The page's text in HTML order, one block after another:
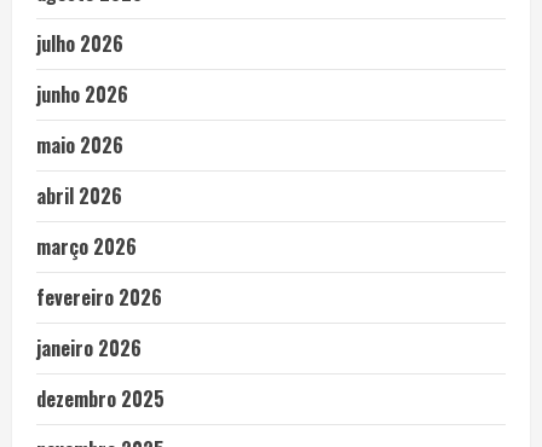
julho 2026
junho 2026
maio 2026
abril 2026
março 2026
fevereiro 2026
janeiro 2026
dezembro 2025